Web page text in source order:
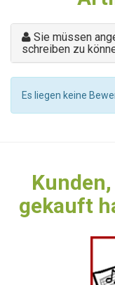
Sie müssen
schreiben zu
Es liegen keine
gekauft